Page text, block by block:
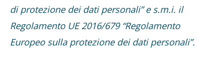
di protezione dei dati personali” e s.m.i. il
Regolamento UE 2016/679 “Regolamento
Europeo sulla protezione dei dati personali”.